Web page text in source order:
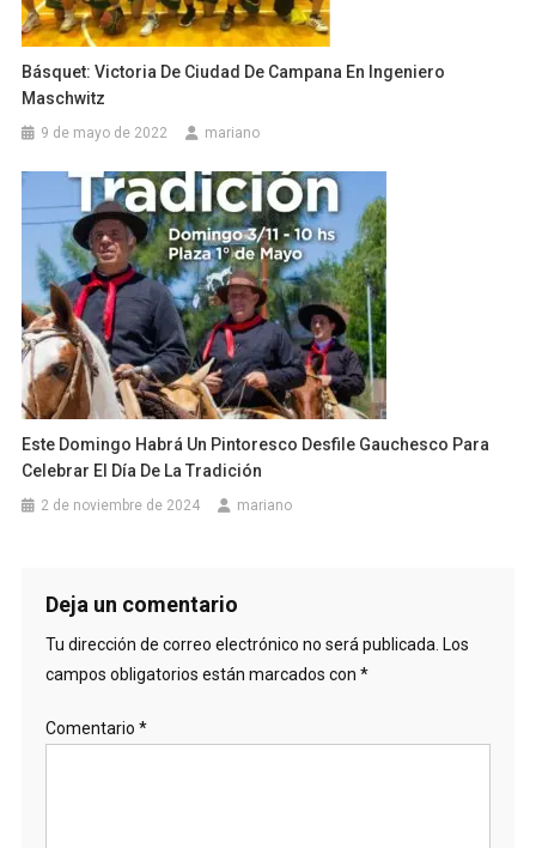
Básquet: Victoria De Ciudad De Campana En Ingeniero
Maschwitz
9 de mayo de 2022 mariano
Este Domingo Habrá Un Pintoresco Desfile Gauchesco Para
Celebrar El Día De La Tradición
2 de noviembre de 2024 mariano
Deja un comentario
Tu dirección de correo electrónico no será publicada. Los
campos obligatorios están marcados con *
Comentario *